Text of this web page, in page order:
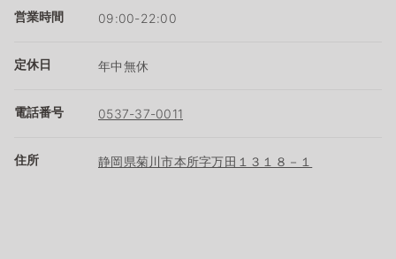
営業時間 09:00-22:00
定休日 年中無休
電話番号 0537-37-0011
住所 静岡県菊川市本所字万田１３１８－１